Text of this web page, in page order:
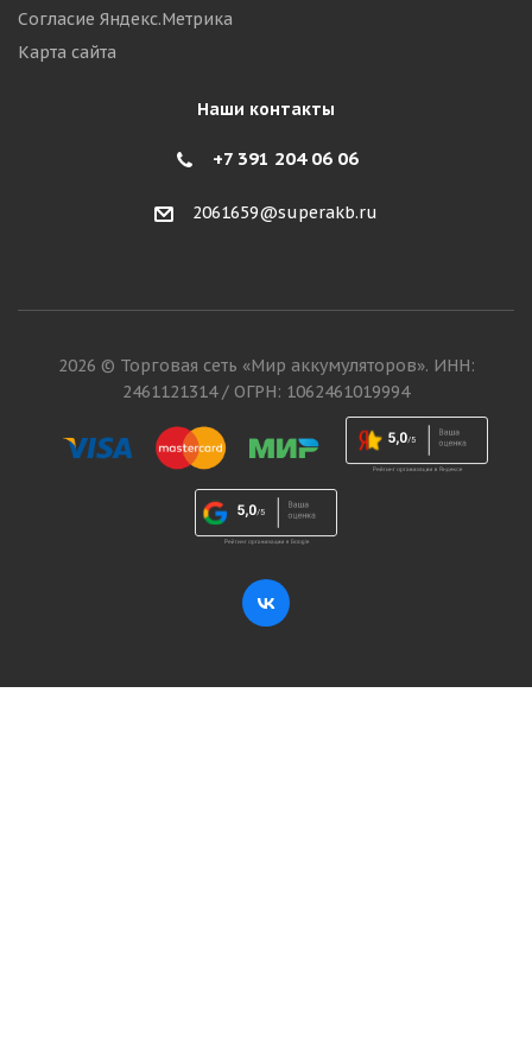
Согласие Яндекс.Метрика
Карта сайта
Наши контакты
+7 391 204 06 06
2061659@superakb.ru
2026 © Торговая сеть «Мир аккумуляторов». ИНН:
2461121314 / ОГРН: 1062461019994